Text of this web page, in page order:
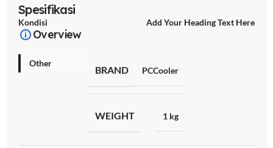
Spesifikasi
Kondisi Add Your Heading Text Here
Overview
Other
BRAND PCCooler
WEIGHT 1 kg